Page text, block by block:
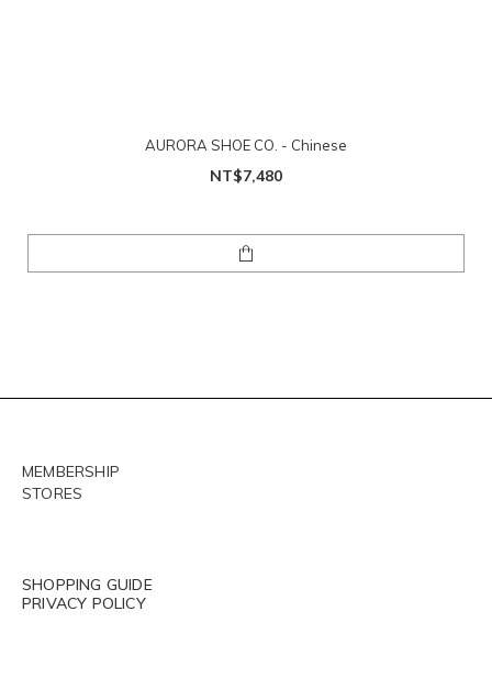
AURORA SHOE CO. - Chinese
NT$7,480
MEMBERSHIP
STORES
SHOPPING GUIDE
PRIVACY POLICY